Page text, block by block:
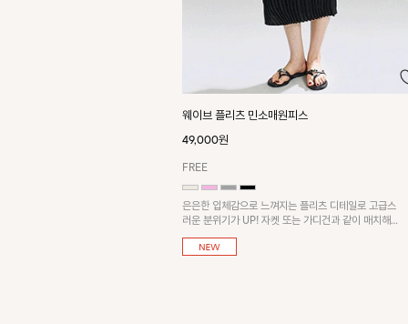
웨이브 플리츠 민소매원피스
49,000원
FREE
은은한 입체감으로 느껴지는 플리츠 디테일로 고급스
러운 분위기가 UP! 자켓 또는 가디건과 같이 매치해
도 잘 어울린답니다!